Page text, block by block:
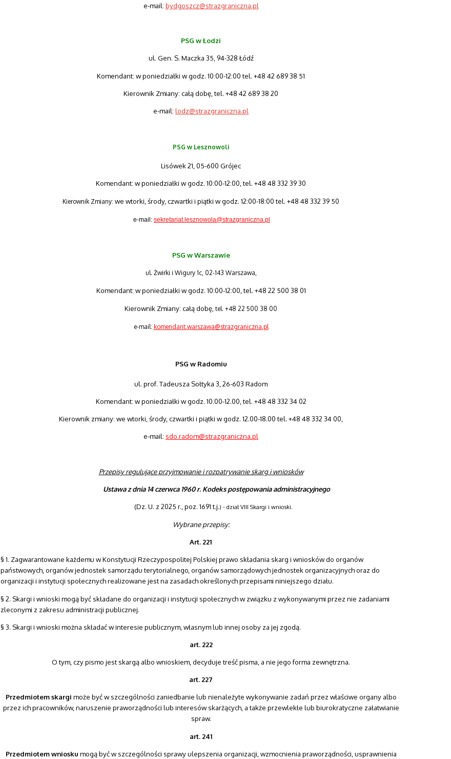
e-mail: bydgoszcz@strazgraniczna.pl
PSG w Łodzi
ul. Gen. S. Maczka 35, 94-328 Łódź
Komendant: w poniedziałki w godz. 10:00-12:00 tel. +48 42 689 38 51
Kierownik Zmiany: całą dobę, tel. +48 42 689 38 20
e-mail: lodz@strazgraniczna.pl
PSG w Lesznowoli
Lisówek 21, 05-600 Grójec
Komendant: w poniedziałki w godz. 10:00-12:00, tel. +48 48 332 39 30
Kierownik Zmiany: we wtorki, środy, czwartki i piątki w godz. 12:00-18:00 tel. +48 48 332 39 50
e-mail: sekretariat.lesznowola@strazgraniczna.pl
PSG w Warszawie
ul. Żwirki i Wigury 1c, 02-143 Warszawa,
Komendant: w poniedziałki w godz. 10:00-12:00, tel. +48 22 500 38 01
Kierownik Zmiany: całą dobę , tel. +48 22 500 38 00
e-mail: komendant.warszawa@strazgraniczna.pl
PSG w Radomiu
ul. prof. Tadeusza Sołtyka 3, 26-603 Radom
Komendant: w poniedziałki w godz. 10.00-12.00, tel. +48 48 332 34 02
Kierownik zmiany: we wtorki, środy, czwartki i piątki w godz. 12.00-18.00 tel. +48 48 332 34 00,
e-mail: sdo.radom@strazgraniczna.pl
Przepisy regulujące przyjmowanie i rozpatrywanie skarg i wniosków
Ustawa z dnia 14 czerwca 1960 r. Kodeks postępowania administracyjnego
(Dz. U. z 2025 r., poz. 1691 t.j.) - dział VIII Skargi i wnioski.
Wybrane przepisy:
Art. 221
§ 1. Zagwarantowane każdemu w Konstytucji Rzeczypospolitej Polskiej prawo składania skarg i wniosków do organów
państwowych, organów jednostek samorządu terytorialnego, organów samorządowych jednostek organizacyjnych oraz do
organizacji i instytucji społecznych realizowane jest na zasadach określonych przepisami niniejszego działu.
§ 2. Skargi i wnioski mogą być składane do organizacji i instytucji społecznych w związku z wykonywanymi przez nie zadaniami
zleconymi z zakresu administracji publicznej.
§ 3. Skargi i wnioski można składać w interesie publicznym, własnym lub innej osoby za jej zgodą.
art. 222
O tym, czy pismo jest skargą albo wnioskiem, decyduje treść pisma, a nie jego forma zewnętrzna.
art. 227
Przedmiotem skargi może być w szczególności zaniedbanie lub nienależyte wykonywanie zadań przez właściwe organy albo
przez ich pracowników, naruszenie praworządności lub interesów skarżących, a także przewlekłe lub biurokratyczne załatwianie
spraw.
art. 241
Przedmiotem wniosku mogą być w szczególności sprawy ulepszenia organizacji, wzmocnienia praworządności, usprawnienia